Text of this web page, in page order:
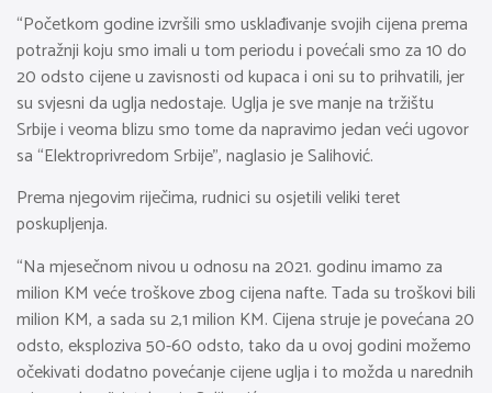
“Početkom godine izvršili smo usklađivanje svojih cijena prema
potražnji koju smo imali u tom periodu i povećali smo za 10 do
20 odsto cijene u zavisnosti od kupaca i oni su to prihvatili, jer
su svjesni da uglja nedostaje. Uglja je sve manje na tržištu
Srbije i veoma blizu smo tome da napravimo jedan veći ugovor
sa “Elektroprivredom Srbije”, naglasio je Salihović.
Prema njegovim riječima, rudnici su osjetili veliki teret
poskupljenja.
“Na mjesečnom nivou u odnosu na 2021. godinu imamo za
milion KM veće troškove zbog cijena nafte. Tada su troškovi bili
milion KM, a sada su 2,1 milion KM. Cijena struje je povećana 20
odsto, eksploziva 50-60 odsto, tako da u ovoj godini možemo
očekivati dodatno povećanje cijene uglja i to možda u narednih